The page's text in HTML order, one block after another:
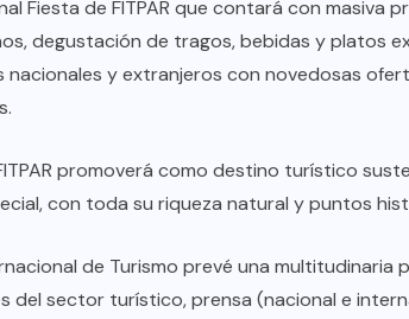
Fiesta de FITPAR que contará con masiva
degustación de tragos, bebidas y platos
nacionales y extranjeros con novedosas
promoverá como destino turístico
con toda su riqueza natural y puntos
de Turismo prevé una
del sector turístico, prensa (nacional e